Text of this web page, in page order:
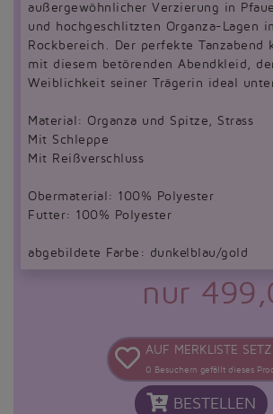
außergewöhnlicher Verzierung in
und hochgeschlitzten Organza-Lagen
Rockbereich. Der perfekte Tanzabend
mit diesem betörenden Abendkleid,
Weiblichkeit seiner Trägerin ideal
Material: Organza und Spitze, Strass
Mit Schleppe
Mit Reißverschluss
Obermaterial: 100% Polyester
Futter: 100% Polyester
abgebildete Farbe: dunkelblau/gold
nur
AUF MERKLISTE
0 Besuchern gefällt dieses
BESTELLEN